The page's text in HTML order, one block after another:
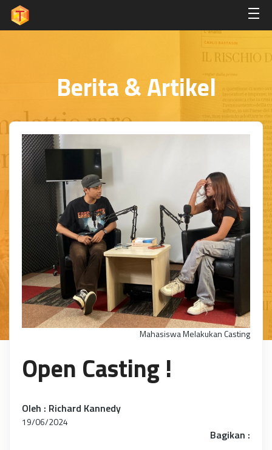
Berita & Artikel
Mahasiswa Melakukan Casting
Open Casting !
Oleh : Richard Kannedy
19/06/2024
Bagikan :